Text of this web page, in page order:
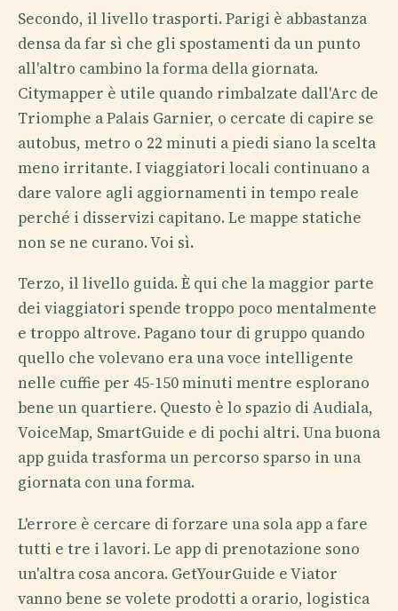
Secondo, il livello trasporti. Parigi è abbastanza
densa da far sì che gli spostamenti da un punto
all'altro cambino la forma della giornata.
Citymapper è utile quando rimbalzate dall'Arc de
Triomphe a Palais Garnier, o cercate di capire se
autobus, metro o 22 minuti a piedi siano la scelta
meno irritante. I viaggiatori locali continuano a
dare valore agli aggiornamenti in tempo reale
perché i disservizi capitano. Le mappe statiche
non se ne curano. Voi sì.
Terzo, il livello guida. È qui che la maggior parte
dei viaggiatori spende troppo poco mentalmente
e troppo altrove. Pagano tour di gruppo quando
quello che volevano era una voce intelligente
nelle cuffie per 45-150 minuti mentre esplorano
bene un quartiere. Questo è lo spazio di Audiala,
VoiceMap, SmartGuide e di pochi altri. Una buona
app guida trasforma un percorso sparso in una
giornata con una forma.
L'errore è cercare di forzare una sola app a fare
tutti e tre i lavori. Le app di prenotazione sono
un'altra cosa ancora. GetYourGuide e Viator
vanno bene se volete prodotti a orario, logistica